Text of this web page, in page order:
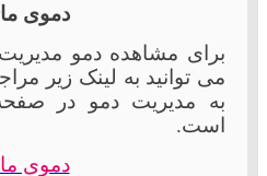
دموی
برای مشاهده دمو
می توانید به لینک زیر
به مدیریت دمو در
است.
دموی